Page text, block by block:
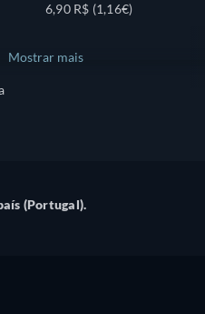
6,90 R$ (1,16€)
Mostrar mais
(Portugal).